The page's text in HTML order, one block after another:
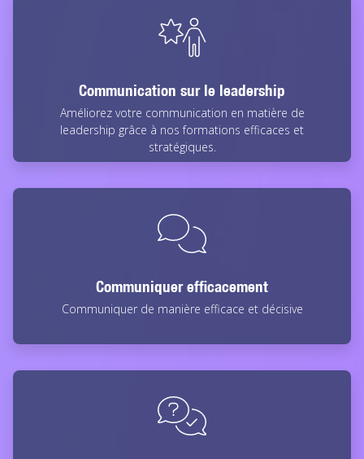
Communication sur le leadership
Améliorez votre communication en matière de
leadership grâce à nos formations efficaces et
stratégiques.
Communiquer efficacement
Communiquer de manière efficace et décisive